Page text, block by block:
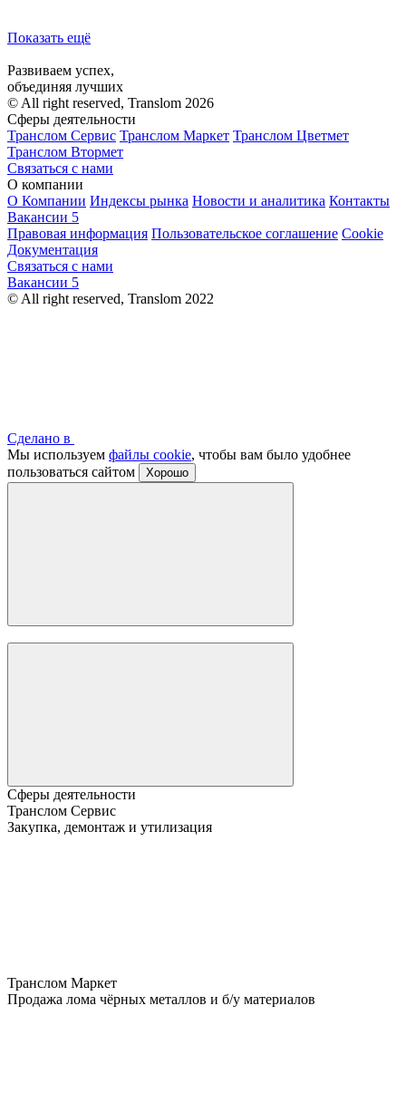
Показать ещё
Развиваем успех,
объединяя лучших
© All right reserved, Translom 2026
Сферы деятельности
Транслом Сервис Транслом Маркет Транслом Цветмет
Транслом Втормет
Связаться с нами
О компании
О Компании Индексы рынка Новости и аналитика Контакты
Вакансии 5
Правовая информация Пользовательское соглашение Cookie
Документация
Связаться с нами
Вакансии 5
© All right reserved, Translom 2022
Сделано в
Мы используем файлы cookie, чтобы вам было удобнее
пользоваться сайтом
Хорошо
Сферы деятельности
Транслом Сервис
Закупка, демонтаж и утилизация
Транслом Маркет
Продажа лома чёрных металлов и б/у материалов